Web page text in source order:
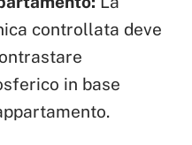
controllata deve
in base